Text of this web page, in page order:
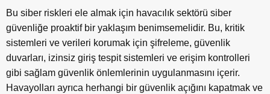
Bu siber riskleri ele almak için havacılık sektörü siber
güvenliğe proaktif bir yaklaşım benimsemelidir. Bu, kritik
sistemleri ve verileri korumak için şifreleme, güvenlik
duvarları, izinsiz giriş tespit sistemleri ve erişim kontrolleri
gibi sağlam güvenlik önlemlerinin uygulanmasını içerir.
Havayolları ayrıca herhangi bir güvenlik açığını kapatmak ve